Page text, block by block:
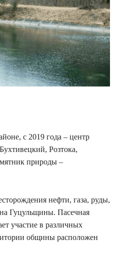
с 2019 года – центр
Розтока,
природы –
нефти, газа, руды,
Гуцульщины. Пасечная
участие в различных
общины расположен